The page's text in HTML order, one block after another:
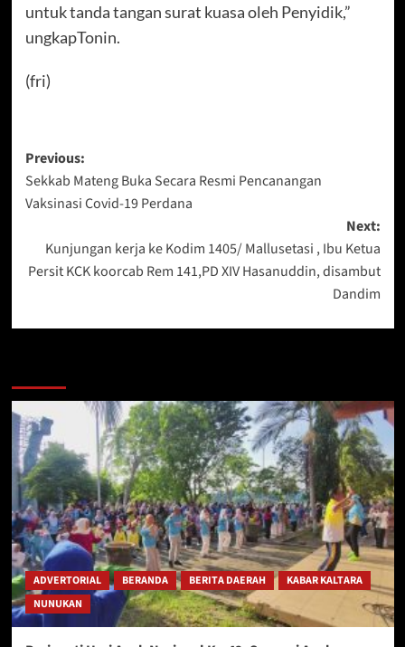
untuk tanda tangan surat kuasa oleh Penyidik,”
ungkapTonin.
(fri)
Post
navigation
Previous:
Sekkab Mateng Buka Secara Resmi Pencanangan
Vaksinasi Covid-19 Perdana
Next:
Kunjungan kerja ke Kodim 1405/ Mallusetasi , Ibu Ketua
Persit KCK koorcab Rem 141,PD XIV Hasanuddin, disambut
Dandim
ADVERTORIAL BERANDA BERITA DAERAH
KABAR KALTARA
NUNUKAN